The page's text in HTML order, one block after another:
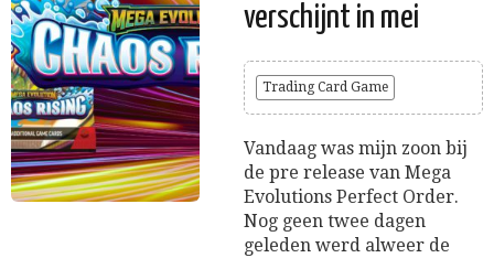
verschijnt in mei
Trading Card Game
Vandaag was mijn zoon bij
de pre release van Mega
Evolutions Perfect Order.
Nog geen twee dagen
geleden werd alweer de